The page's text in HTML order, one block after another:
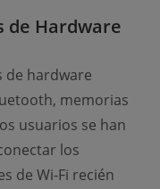
de Hardware
de hardware
memorias
usuarios se han
los
de Wi-Fi recién